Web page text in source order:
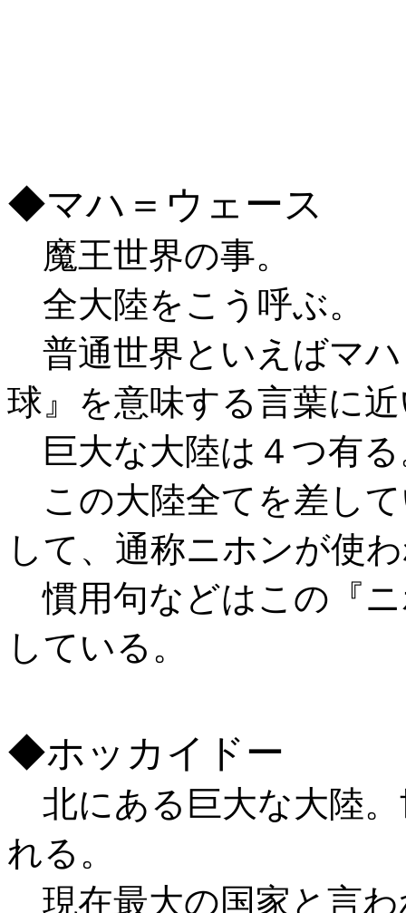
◆マハ＝ウェース
魔王世界の事。
全大陸をこう呼ぶ。
普通世界といえばマ
球』を意味する言葉に
巨大な大陸は４つ有る
この大陸全てを差し
して、通称ニホンが使
慣用句などはこの『
している。
◆ホッカイドー
北にある巨大な大陸
れる。
現在最大の国家と言